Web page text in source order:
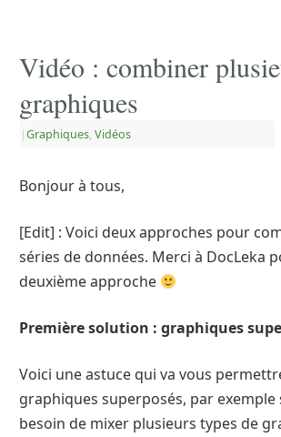
Vidéo : combiner
graphiques
|Graphiques, Vidéos
Bonjour à tous,
[Edit] : Voici deux approches pour
séries de données. Merci à DocLeka
deuxième approche
Première solution : graphiques
Voici une astuce qui va vous
graphiques superposés, par exemple
besoin de mixer plusieurs types de